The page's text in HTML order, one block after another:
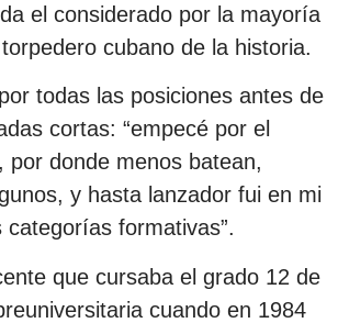
el considerado por la mayoría
cubano de la historia.
todas las posiciones antes de
cortas: “empecé por el
por donde menos batean,
y hasta lanzador fui en mi
formativas”.
que cursaba el grado 12 de
cuando en 1984